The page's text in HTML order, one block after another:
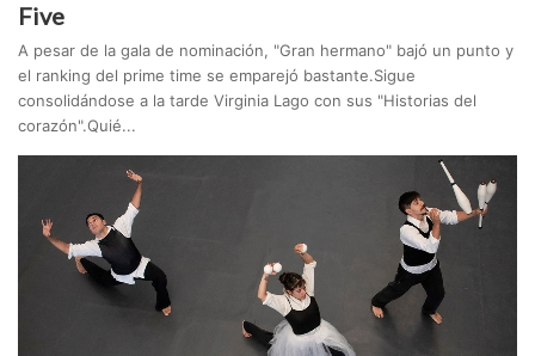
Five
A pesar de la gala de nominación, "Gran hermano" bajó un punto y
el ranking del prime time se emparejó bastante.Sigue
consolidándose a la tarde Virginia Lago con sus "Historias del
corazón".Quié...